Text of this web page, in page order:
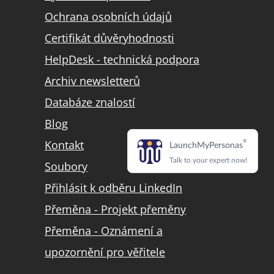
Ochrana osobních údajů
Certifikát důvěryhodnosti
HelpDesk - technická podpora
Archiv newsletterů
Databáze znalostí
Blog
Kontakt
Soubory
Přihlásit k odběru LinkedIn
Přeměna - Projekt přeměny
Přeměna - Oznámení a
upozornění pro věřitele